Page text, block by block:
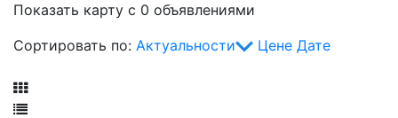
Показать карту с 0 объявлениями
Сортировать по: Актуальности Цене Дате